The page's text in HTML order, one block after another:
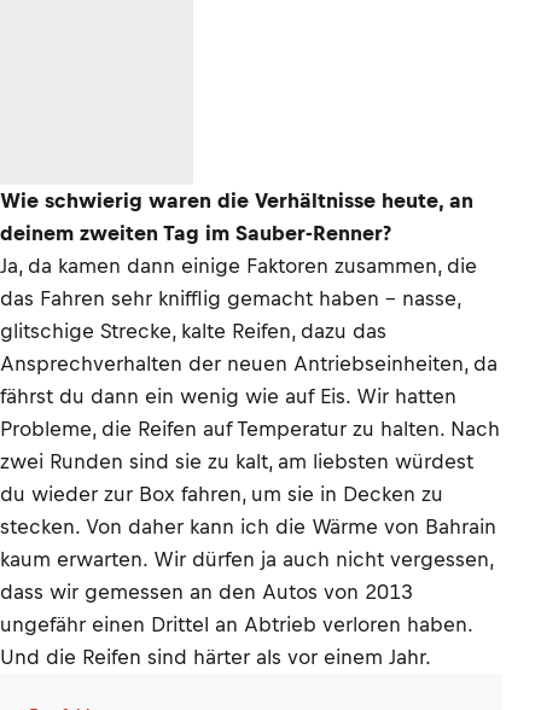
Wie schwierig waren die Verhältnisse heute, an
deinem zweiten Tag im Sauber-Renner?
Ja, da kamen dann einige Faktoren zusammen, die
das Fahren sehr knifflig gemacht haben – nasse,
glitschige Strecke, kalte Reifen, dazu das
Ansprechverhalten der neuen Antriebseinheiten, da
fährst du dann ein wenig wie auf Eis. Wir hatten
Probleme, die Reifen auf Temperatur zu halten. Nach
zwei Runden sind sie zu kalt, am liebsten würdest
du wieder zur Box fahren, um sie in Decken zu
stecken. Von daher kann ich die Wärme von Bahrain
kaum erwarten. Wir dürfen ja auch nicht vergessen,
dass wir gemessen an den Autos von 2013
ungefähr einen Drittel an Abtrieb verloren haben.
Und die Reifen sind härter als vor einem Jahr.